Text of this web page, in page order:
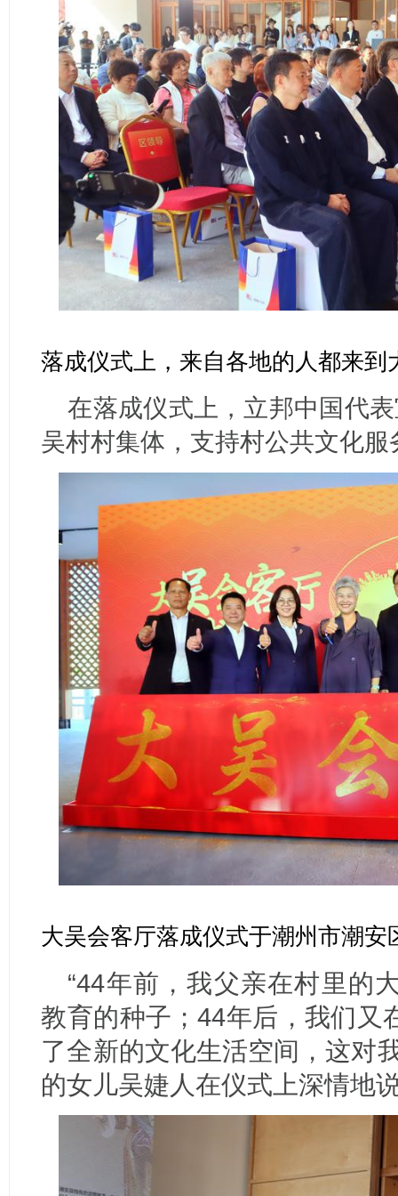
落成仪式上，来自各地的人都来
在落成仪式上，立邦中国代
吴村村集体，支持村公共文化服
大吴会客厅落成仪式于潮州市潮
“44年前，我父亲在村里的
教育的种子；44年后，我们又
了全新的文化生活空间，这对
的女儿吴婕人在仪式上深情地